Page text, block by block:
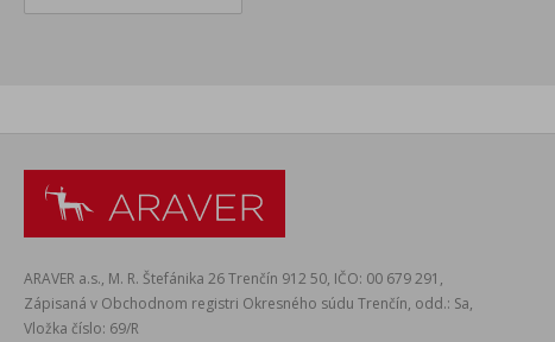
ARAVER a.s., M. R. Štefánika 26 Trenčín 912 50, IČO: 00 679 291,
Zápisaná v Obchodnom registri Okresného súdu Trenčín, odd.: Sa,
Vložka číslo: 69/R